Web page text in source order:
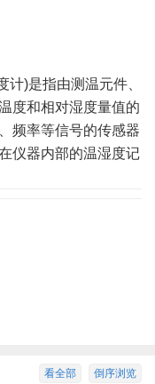
)是指由测温元件、
度和相对湿度量值的
频率等信号的传感器
仪器内部的温湿度记
倒序浏览
看全部